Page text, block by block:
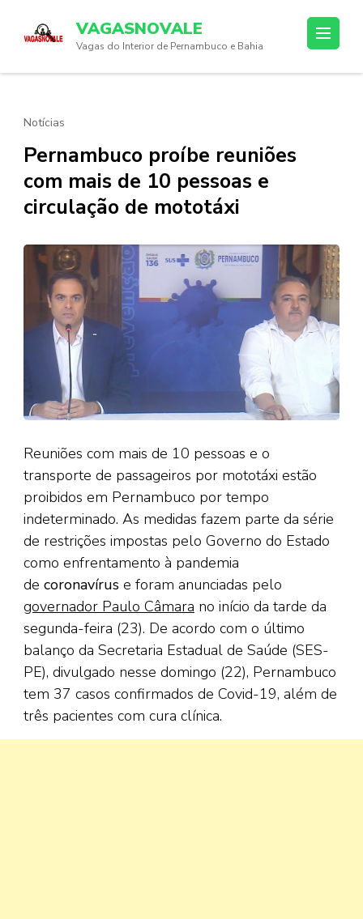
(Press
VAGASNOVALE
Vagas do Interior de Pernambuco e Bahia
Notícias
Pernambuco proíbe reuniões
com mais de 10 pessoas e
circulação de mototáxi
Reuniões com mais de 10 pessoas e o
transporte de passageiros por mototáxi estão
proibidos em Pernambuco por tempo
indeterminado. As medidas fazem parte da série
de restrições impostas pelo Governo do Estado
como enfrentamento à pandemia
de coronavírus e foram anunciadas pelo
governador Paulo Câmara no início da tarde da
segunda-feira (23). De acordo com o último
balanço da Secretaria Estadual de Saúde (SES-
PE), divulgado nesse domingo (22), Pernambuco
tem 37 casos confirmados de Covid-19, além de
três pacientes com cura clínica.